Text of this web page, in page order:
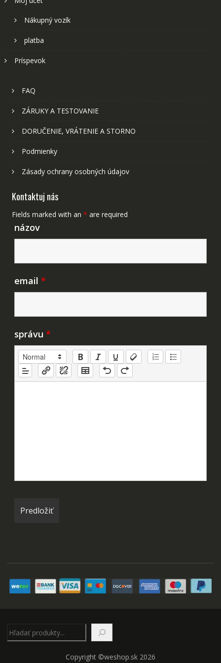
Nákupný vozík
platba
Príspevok
FAQ
ZÁRUKY A TESTOVANIE
DORUČENIE, VRÁTENIE A STORNO
Podmienky
Zásady ochrany osobných údajov
Kontaktuj nás
Fields marked with an * are required
názov
email *
správu *
Copyright ©weshop.sk 2026